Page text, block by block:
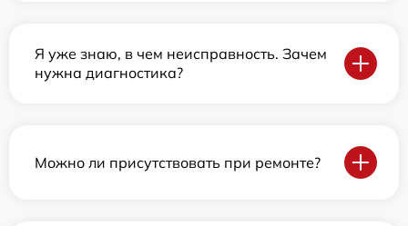
Я уже знаю, в чем неисправность. Зачем
нужна диагностика?
Можно ли присутствовать при ремонте?